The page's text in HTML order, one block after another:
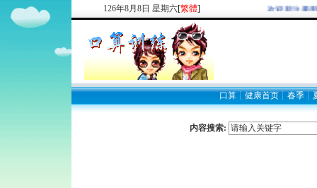
126年8月 8日 星期六[繁體] 欢迎新注册
口算 ┊ 健康首页 ┊ 春季 ┊
内容搜索: